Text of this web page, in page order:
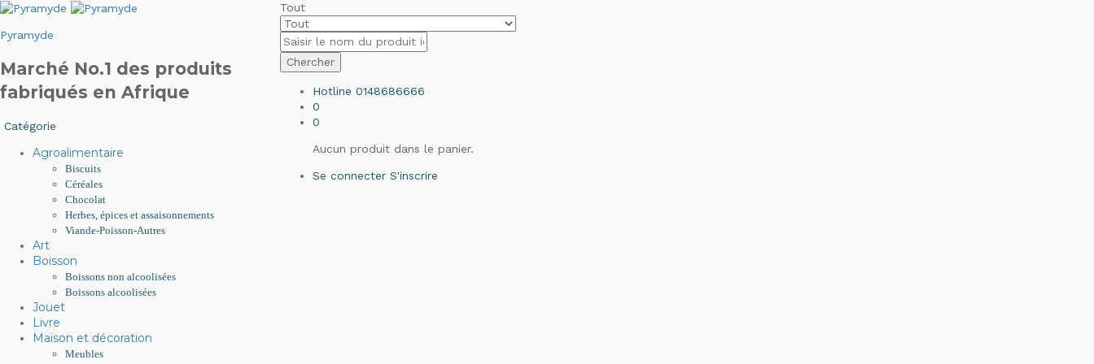
Pyramyde
Marché No.1 des produits
fabriqués en Afrique
Catégorie
Agroalimentaire
Biscuits
Céréales
Chocolat
Herbes, épices et assaisonnements
Viande-Poisson-Autres
Art
Boisson
Boissons non alcoolisées
Boissons alcoolisées
Jouet
Livre
Maison et décoration
Meubles
Tout
Chercher
Hotline 0148686666
0
0
Aucun produit dans le panier.
Se connecter S'inscrire